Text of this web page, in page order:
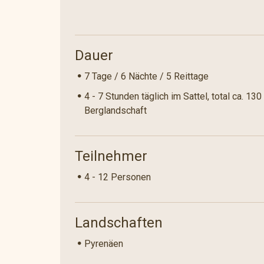
milden Küstengebieten und im Sommer
wilden und bizarren Felsformationen.
und die Almwiesen des alpinen Hochgebirges
Landschaftsbild. Der abwechslungsreiche
abgelegene Land der Hirten ist für
herausragendes Erlebnis.
Dauer
7 Tage / 6 Nächte / 5 Reittage
4 - 7 Stunden täglich im Sattel, total ca. 130
Berglandschaft
Teilnehmer
4 - 12 Personen
Landschaften
Pyrenäen